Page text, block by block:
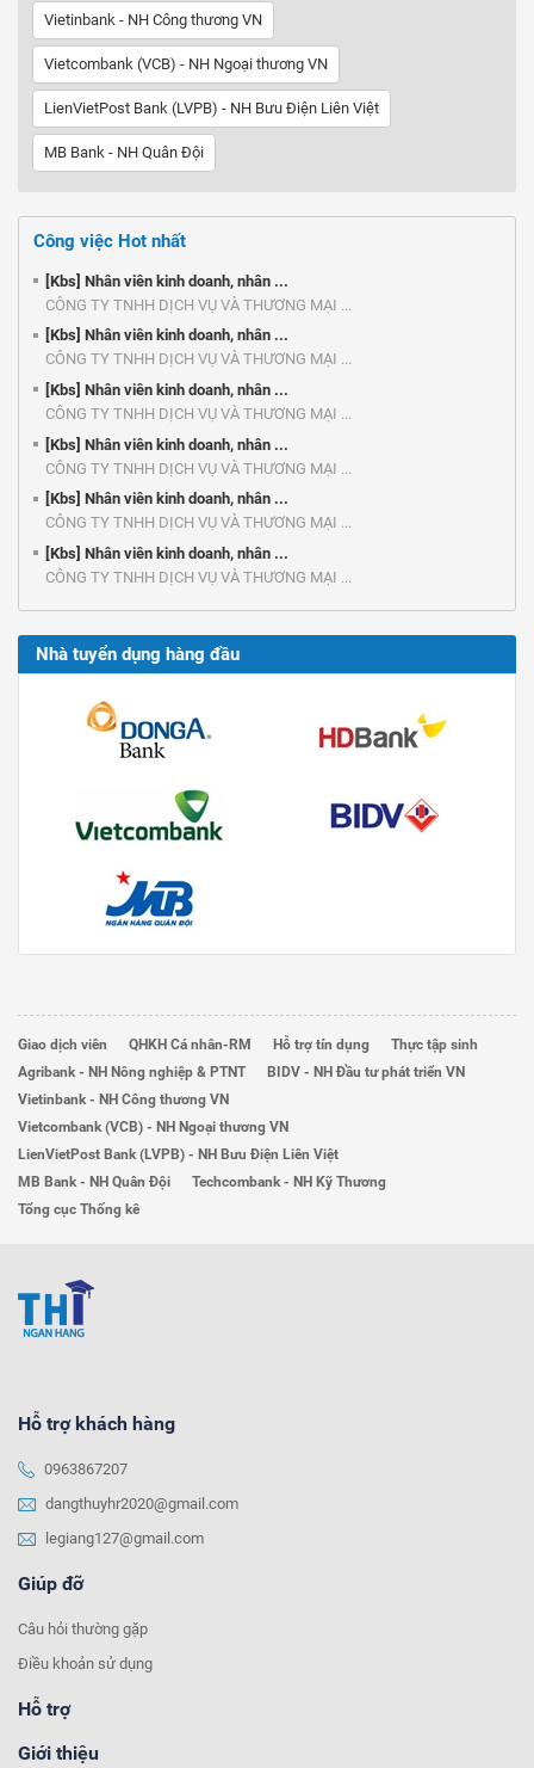
Vietinbank - NH Công thương VN
Vietcombank (VCB) - NH Ngoại thương VN
LienVietPost Bank (LVPB) - NH Bưu Điện Liên Việt
MB Bank - NH Quân Đội
Công việc Hot nhất
[Kbs] Nhân viên kinh doanh, nhân ...
CÔNG TY TNHH DỊCH VỤ VÀ THƯƠNG MẠI ...
[Kbs] Nhân viên kinh doanh, nhân ...
CÔNG TY TNHH DỊCH VỤ VÀ THƯƠNG MẠI ...
[Kbs] Nhân viên kinh doanh, nhân ...
CÔNG TY TNHH DỊCH VỤ VÀ THƯƠNG MẠI ...
[Kbs] Nhân viên kinh doanh, nhân ...
CÔNG TY TNHH DỊCH VỤ VÀ THƯƠNG MẠI ...
[Kbs] Nhân viên kinh doanh, nhân ...
CÔNG TY TNHH DỊCH VỤ VÀ THƯƠNG MẠI ...
[Kbs] Nhân viên kinh doanh, nhân ...
CÔNG TY TNHH DỊCH VỤ VÀ THƯƠNG MẠI ...
Nhà tuyển dụng hàng đầu
Giao dịch viên QHKH Cá nhân-RM Hỗ trợ tín dụng
Thực tập sinh
Agribank - NH Nông nghiệp & PTNT
BIDV - NH Đầu tư phát triển VN
Vietinbank - NH Công thương VN
Vietcombank (VCB) - NH Ngoại thương VN
LienVietPost Bank (LVPB) - NH Bưu Điện Liên Việt
MB Bank - NH Quân Đội
Techcombank - NH Kỹ Thương
Tổng cục Thống kê
Hỗ trợ khách hàng
0963867207
dangthuyhr2020@gmail.com
legiang127@gmail.com
Giúp đỡ
Câu hỏi thường gặp
Điều khoản sử dụng
Hỗ trợ
Giới thiệu